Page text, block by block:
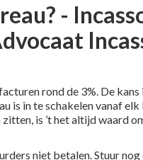
-
rond de 3%. De kans
is in te schakelen vanaf
is ’t het altijd waard
niet betalen. Stuur